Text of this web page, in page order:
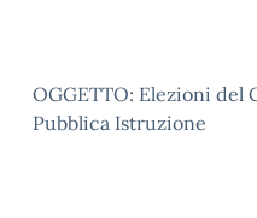
OGGETTO: Elezioni del
Pubblica Istruzione